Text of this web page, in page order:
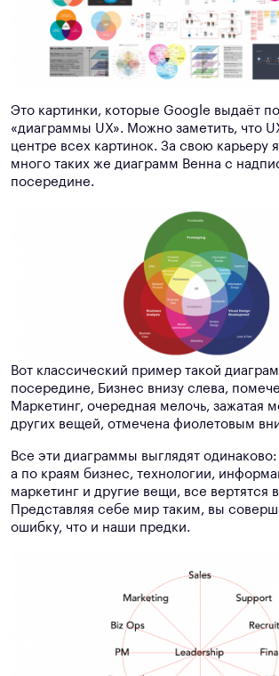
Это картинки, которые Google выдаёт
«диаграммы UX». Можно заметить, что
центре всех картинок. За свою карьеру
много таких же диаграмм Венна с
посередине.
Вот классический пример такой
посередине, Бизнес внизу слева,
Маркетинг, очередная мелочь, зажатая
других вещей, отмечена фиолетовым
Все эти диаграммы выглядят
а по краям бизнес, технологии,
маркетинг и другие вещи, все вертятся
Представляя себе мир таким, вы
ошибку, что и наши предки.